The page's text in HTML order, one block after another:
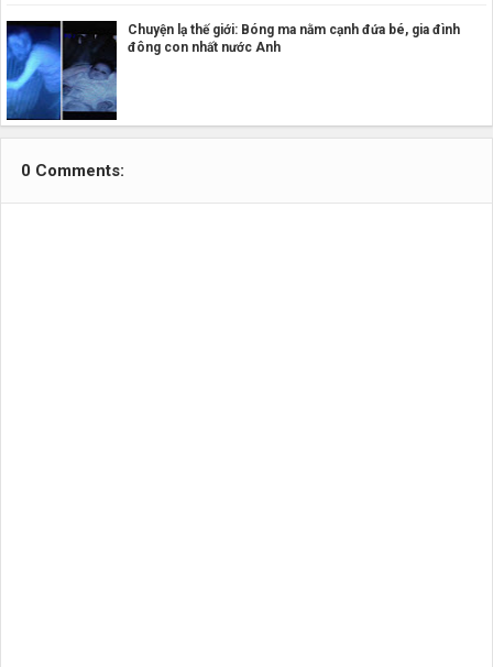
Chuyện lạ thế giới: Bóng ma nằm cạnh đứa bé, gia đình
đông con nhất nước Anh
0 Comments: